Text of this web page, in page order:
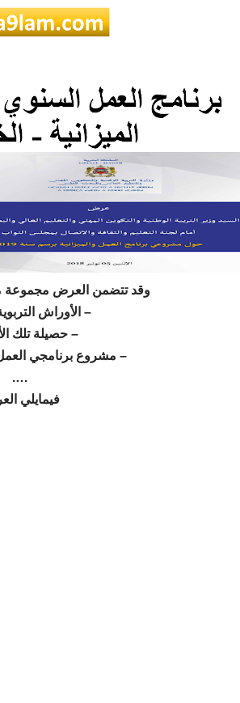
وقد تتضمن العرض مجموعة
– الأوراش
– حصيلة تلك
– مشروع برنامجي العمل
….
فيمايلي